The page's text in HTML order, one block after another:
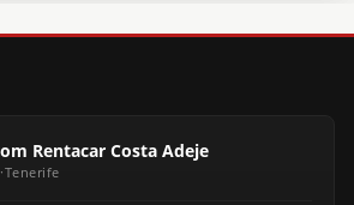
Rentacar Costa Adeje